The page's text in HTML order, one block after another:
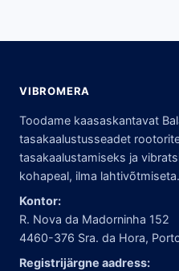
VIBROMERA
Toodame kaasaskantavat
tasakaalustusseadet
tasakaalustamiseks ja
kohapeal, ilma lahtivõtmiseta.
Kontor:
R. Nova da Madorninha 152
4460-376 Sra. da Hora,
Registrijärgne aadress: